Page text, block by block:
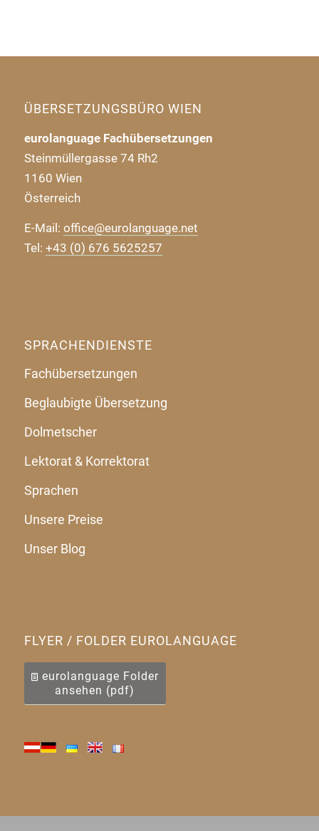
ÜBERSETZUNGSBÜRO WIEN
eurolanguage Fachübersetzungen
Steinmüllergasse 74 Rh2
1160 Wien
Österreich
E-Mail: office@eurolanguage.net
Tel: +43 (0) 676 5625257
SPRACHENDIENSTE
Fachübersetzungen
Beglaubigte Übersetzung
Dolmetscher
Lektorat & Korrektorat
Sprachen
Unsere Preise
Unser Blog
FLYER / FOLDER EUROLANGUAGE
eurolanguage Folder
ansehen (pdf)